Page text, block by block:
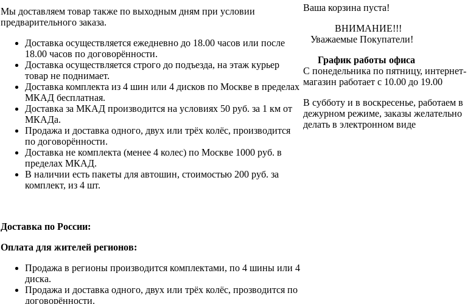
Мы доставляем товар также по выходным дням при условии
предварительного заказа.
Доставка осуществляется ежедневно до 18.00 часов или после
18.00 часов по договорённости.
Доставка осуществляется строго до подъезда, на этаж курьер
товар не поднимает.
Доставка комплекта из 4 шин или 4 дисков по Москве в пределах
МКАД бесплатная.
Доставка за МКАД производится на условиях 50 руб. за 1 км от
МКАДа.
Продажа и доставка одного, двух или трёх колёс, производится
по договорённости.
Доставка не комплекта (менее 4 колес) по Москве 1000 руб. в
пределах МКАД.
В наличии есть пакеты для автошин, стоимостью 200 руб. за
комплект, из 4 шт.
Доставка по России:
Оплата для жителей регионов:
Продажа в регионы производится комплектами, по 4 шины или 4
диска.
Продажа и доставка одного, двух или трёх колёс, прозводится по
договорённости.
Ваша корзина пуста!
ВНИМАНИЕ!!!
Уважаемые Покупатели!
График работы офиса
С понедельника по пятницу, интернет-
магазин работает с 10.00 до 19.00
В субботу и в воскресенье, работаем в
дежурном режиме, заказы желательно
делать в электронном виде